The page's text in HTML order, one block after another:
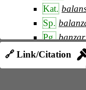
Kat.
Sp.
Pg. banzar
It. bilancio
Frz.
🔗 Link/Citation